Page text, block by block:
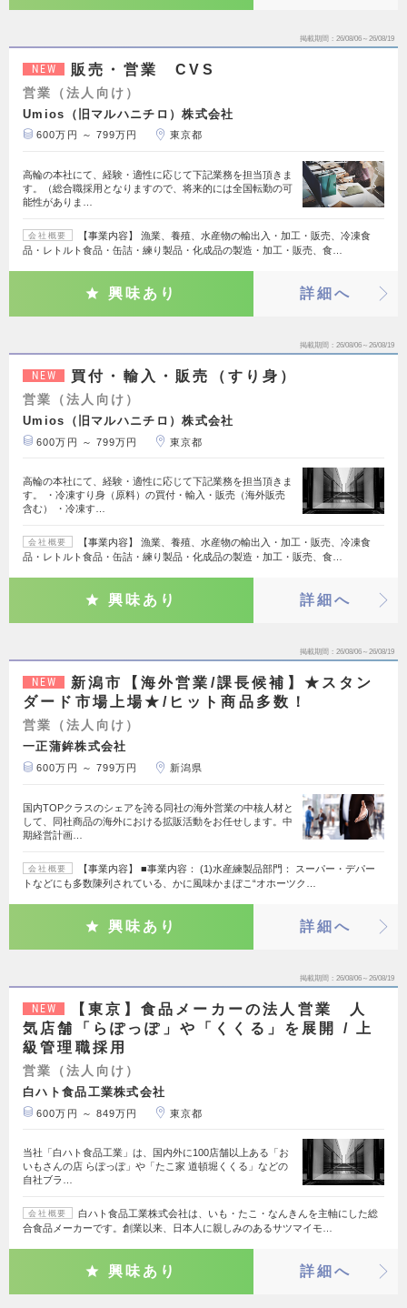
掲載期間 26/08/06～26/08/19
NEW 販売・営業 CVS
営業（法人向け）
Umios（旧マルハニチロ）株式会社
600万円 ～ 799万円 東京都
高輪の本社にて、経験・適性に応じて下記業務を担当頂きま
す。（総合職採用となりますので、将来的には全国転勤の可
能性がありま…
会社概要
【事業内容】 漁業、養殖、水産物の輸出入・加工・販売、冷凍食
品・レトルト食品・缶詰・練り製品・化成品の製造・加工・販売、食…
興味あり 詳細へ
掲載期間 26/08/06～26/08/19
NEW 買付・輸入・販売（すり身）
営業（法人向け）
Umios（旧マルハニチロ）株式会社
600万円 ～ 799万円 東京都
高輪の本社にて、経験・適性に応じて下記業務を担当頂きま
す。 ・冷凍すり身（原料）の買付・輸入・販売（海外販売
含む） ・冷凍す…
会社概要
【事業内容】 漁業、養殖、水産物の輸出入・加工・販売、冷凍食
品・レトルト食品・缶詰・練り製品・化成品の製造・加工・販売、食…
興味あり 詳細へ
掲載期間 26/08/06～26/08/19
NEW
新潟市【海外営業/課長候補】★スタン
ダード市場上場★/ヒット商品多数！
営業（法人向け）
一正蒲鉾株式会社
600万円 ～ 799万円 新潟県
国内TOPクラスのシェアを誇る同社の海外営業の中核人材と
して、同社商品の海外における拡販活動をお任せします。中
期経営計画…
会社概要
【事業内容】 ■事業内容： (1)水産練製品部門： スーパー・デパー
トなどにも多数陳列されている、かに風味かまぼこ“オホーツク…
興味あり 詳細へ
掲載期間 26/08/06～26/08/19
NEW
【東京】食品メーカーの法人営業 人
気店舗「らぽっぽ」や「くくる」を展開 / 上
級管理職採用
営業（法人向け）
白ハト食品工業株式会社
600万円 ～ 849万円 東京都
当社「白ハト食品工業」は、国内外に100店舗以上ある「お
いもさんの店 らぽっぽ」や「たこ家 道頓堀くくる」などの
自社ブラ…
会社概要
白ハト食品工業株式会社は、いも・たこ・なんきんを主軸にした総
合食品メーカーです。創業以来、日本人に親しみのあるサツマイモ…
興味あり 詳細へ